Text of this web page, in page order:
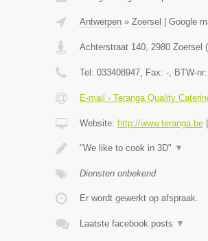
Antwerpen» Zoersel Google
Achterstraat 140, 2980 Zoersel (
Tel: 033408947, Fax: -, BTW-nr:
E-mail › Teranga Quality
Website: http://www.teranga.be|
"We like to cook in 3D" ▼
Diensten onbekend
Er wordt gewerkt op afspraak.
Laatste facebook posts ▼